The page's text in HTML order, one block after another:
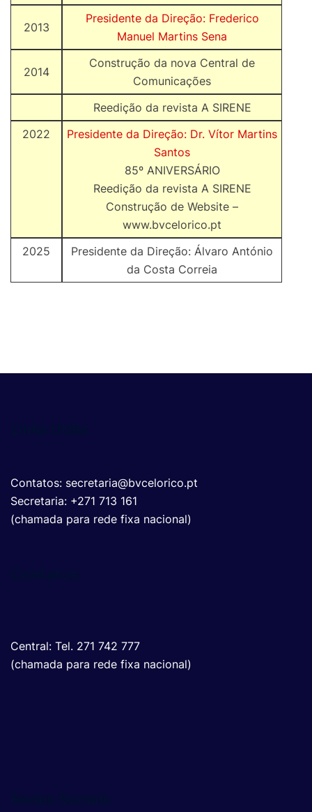
2013
Presidente da Direção: Frederico
Manuel Martins Sena
2014
Construção da nova Central de
Comunicações
Reedição da revista A SIRENE
2022
Presidente da Direção: Dr. Vítor Martins
Santos
85º ANIVERSÁRIO
Reedição da revista A SIRENE
Construção de Website –
www.bvcelorico.pt
2025
Presidente da Direção: Álvaro António
da Costa Correia
Contatos: secretaria@bvcelorico.pt
Secretaria: +271 713 161
(chamada para rede fixa nacional)
Central: Tel. 271 742 777
(chamada para rede fixa nacional)